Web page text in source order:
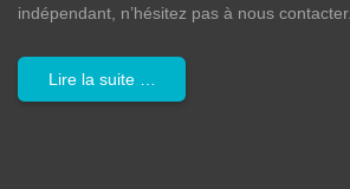
indépendant, n’hésitez pas à nous contacter.
Lire la suite …